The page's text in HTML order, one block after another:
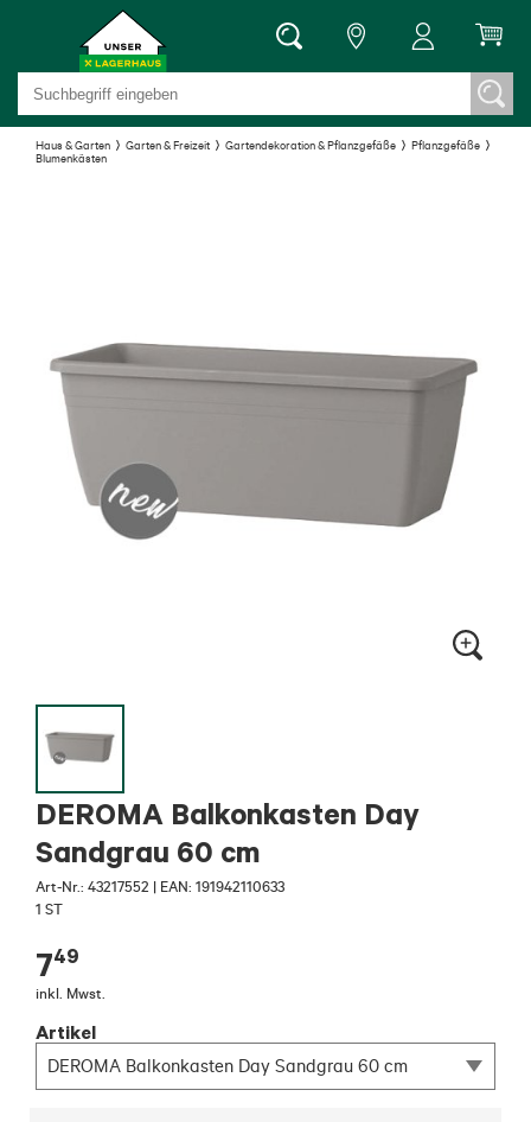
Haus & Garten Garten & Freizeit Gartendekoration & Pflanzgefäße
Pflanzgefäße
Blumenkästen
DEROMA Balkonkasten Day
Sandgrau 60 cm
Art-Nr.: 43217552 | EAN: 191942110633
1 ST
749
inkl. Mwst.
Artikel
DEROMA Balkonkasten Day Sandgrau 60 cm